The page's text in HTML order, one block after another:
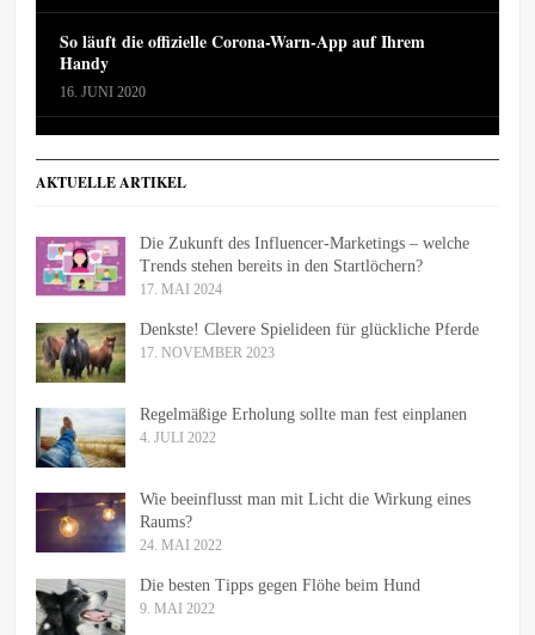
So läuft die offizielle Corona-Warn-App auf Ihrem
Handy
16. JUNI 2020
AKTUELLE ARTIKEL
Die Zukunft des Influencer-Marketings – welche
Trends stehen bereits in den Startlöchern?
17. MAI 2024
Denkste! Clevere Spielideen für glückliche Pferde
17. NOVEMBER 2023
Regelmäßige Erholung sollte man fest einplanen
4. JULI 2022
Wie beeinflusst man mit Licht die Wirkung eines
Raums?
24. MAI 2022
Die besten Tipps gegen Flöhe beim Hund
9. MAI 2022